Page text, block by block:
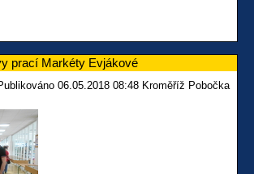
prací Markéty Evjákové
06.05.2018 08:48 Kroměříž Pobočka